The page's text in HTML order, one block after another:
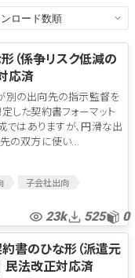
（係争リスク低減の
応済
別の出向先の指示監督を
した契約書フォーマット
ではありますが、円滑な出
の双方に使い...
子会社出向
23k 525 0
書のひな形（派遣元
民法改正対応済